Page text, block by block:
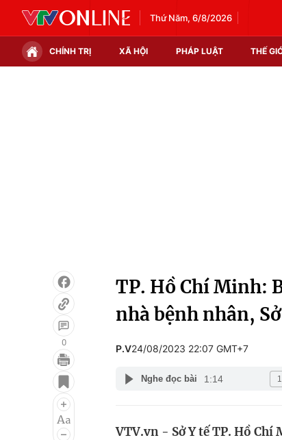
Thứ Năm, 6/8/2026
CHÍNH TRỊ XÃ HỘI PHÁP LUẬT THẾ
Điện ảnh
Âm nhạc
Đời sống
Làm đẹp
0
TP. Hồ Chí Minh:
nhà bệnh nhân,
P.V24/08/2023 22:07 GMT+7
Nghe đọc bài 1:14
VTV.vn - Sở Y tế TP. Hồ